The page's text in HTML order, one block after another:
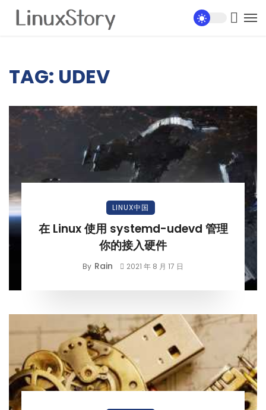
TAG: UDEV
LINUX中国
在 Linux 使用 systemd-udevd 管理
你的接入硬件
By Rain 2021 年 8 月 17 日